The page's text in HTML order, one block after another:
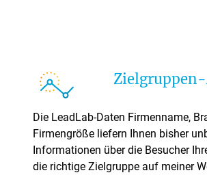
Die LeadLab-Daten Firmenname,
Firmengröße liefern Ihnen bisher
Informationen über die Besucher
die richtige Zielgruppe auf meiner